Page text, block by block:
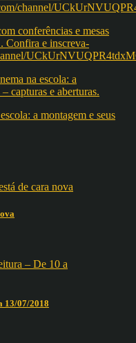
conferências e mesas
Confira e inscreva-
a montagem e seus
13/07/2018